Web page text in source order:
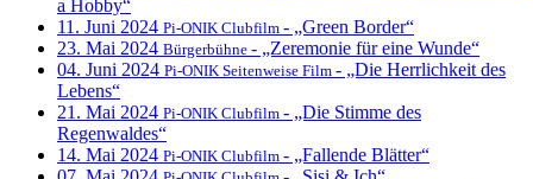
a Hobby“
11. Juni 2024 Pi-ONIK Clubfilm - „Green Border“
23. Mai 2024 Bürgerbühne - „Zeremonie für eine Wunde“
04. Juni 2024 Pi-ONIK Seitenweise Film - „Die Herrlichkeit des
Lebens“
21. Mai 2024 Pi-ONIK Clubfilm - „Die Stimme des
Regenwaldes“
14. Mai 2024 Pi-ONIK Clubfilm - „Fallende Blätter“